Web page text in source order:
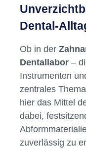
Dental-
Ob in der
Dentallabor –
Instrumenten
zentrales
hier das Mittel
dabei,
zuverlässig zu